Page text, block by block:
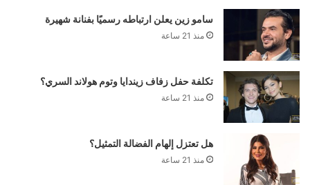
سامو زين يعلن ارتباطه رسميًا بفنانة شهيرة
منذ 21 ساعة
تكلفة حفل زفاف زيندايا وتوم هولاند السري؟
منذ 21 ساعة
هل تعتزل إلهام الفضالة التمثيل؟
منذ 21 ساعة